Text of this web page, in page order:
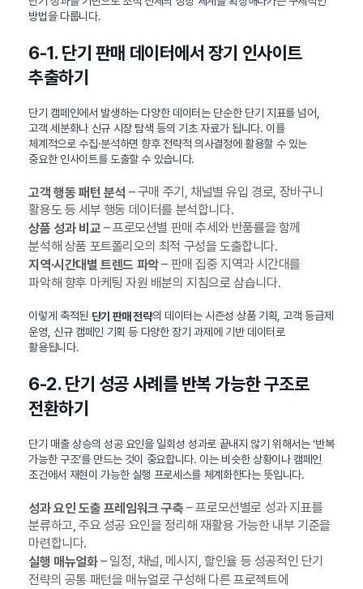
방법을 다룹니다.
6-1. 단기 판매 데이터에서 장기 인사이트
추출하기
단기 캠페인에서 발생하는 다양한 데이터는 단순한 단기 지표를 넘어,
고객 세분화나 신규 시장 탐색 등의 기초 자료가 됩니다. 이를
체계적으로 수집·분석하면 향후 전략적 의사결정에 활용할 수 있는
중요한 인사이트를 도출할 수 있습니다.
고객 행동 패턴 분석 – 구매 주기, 채널별 유입 경로, 장바구니
활용도 등 세부 행동 데이터를 분석합니다.
상품 성과 비교 – 프로모션별 판매 추세와 반품률을 함께
분석해 상품 포트폴리오의 최적 구성을 도출합니다.
지역·시간대별 트렌드 파악– 판매 집중 지역과 시간대를
파악해 향후 마케팅 자원 배분의 지침으로 삼습니다.
이렇게 축적된 단기 판매 전략의 데이터는 시즌성 상품 기획, 고객 등급제
운영, 신규 캠페인 기획 등 다양한 장기 과제에 기반 데이터로
활용됩니다.
6-2. 단기 성공 사례를 반복 가능한 구조로
전환하기
단기 매출 상승의 성공 요인을 일회성 성과로 끝내지 않기 위해서는 ‘반복
가능한 구조’를 만드는 것이 중요합니다. 이는 비슷한 상황이나 캠페인
조건에서 재현이 가능한 실행 프로세스를 체계화한다는 뜻입니다.
성과 요인 도출 프레임워크 구축 – 프로모션별로 성과 지표를
분류하고, 주요 성공 요인을 정리해 재활용 가능한 내부 기준을
마련합니다.
실행 매뉴얼화– 일정, 채널, 메시지, 할인율 등 성공적인 단기
전략의 공통 패턴을 매뉴얼로 구성해 다른 프로젝트에